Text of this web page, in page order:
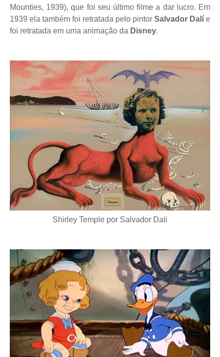
Mounties, 1939), que foi seu último filme a dar lucro. Em
1939 ela também foi retratada pelo pintor Salvador Dalí e
foi retratada em uma animação da Disney.
Shirley Temple por Salvador Dali